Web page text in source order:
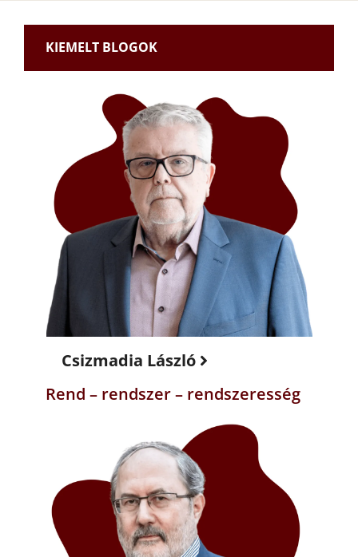
KIEMELT BLOGOK
Csizmadia László
Rend – rendszer – rendszeresség